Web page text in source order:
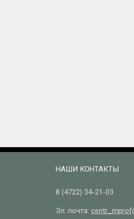
НАШИ КОНТАКТЫ
8 (4722) 34-21-03
Эл. почта: